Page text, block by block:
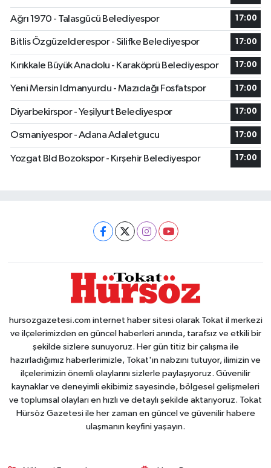
Ağrı 1970 - Talasgücü Belediyespor 17:00
Bitlis Özgüzelderespor - Silifke Belediyespor 17:00
Kırıkkale Büyük Anadolu - Karaköprü Belediyespor 17:00
Yeni Mersin Idmanyurdu - Mazıdağı Fosfatspor 17:00
Diyarbekirspor - Yeşilyurt Belediyespor 17:00
Osmaniyespor - Adana Adaletgucu 17:00
Yozgat Bld Bozokspor - Kırşehir Belediyespor 17:00
hursozgazetesi.com internet haber sitesi olarak Tokat il merkezi
ve ilçelerimizden en güncel haberleri anında, tarafsız ve etkili bir
şekilde sizlere sunuyoruz. Her gün titiz bir çalışma ile
hazırladığımız haberlerimizle, Tokat'ın nabzını tutuyor, ilimizin ve
ilçelerimizin önemli olaylarını sizlerle paylaşıyoruz. Güvenilir
kaynaklar ve deneyimli ekibimiz sayesinde, bölgesel gelişmeleri
ve toplumsal olayları en hızlı ve detaylı şekilde aktarıyoruz. Tokat
Hürsöz Gazetesi ile her zaman en güncel ve güvenilir habere
ulaşmanın keyfini yaşayın.